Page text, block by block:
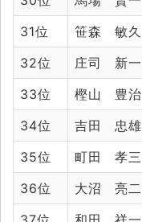
31位
笹森 敏久
32位
庄司 新一
33位
樫山 豊治
34位
吉田 忠雄
35位
町田 孝三
36位
大沼 亮二